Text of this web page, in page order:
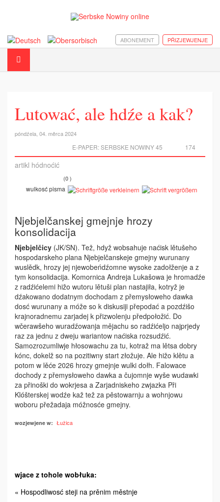
PŘIZJEWJENJE
ABONEMENT
Lutować, ale hdźe a kak?
póndźela, 04. měrca 2024
174
E-PAPER:SERBSKE NOWINY 45
artikl hódnoćić
(0 )
wulkosć pisma
Njebjelčanskej gmejnje hrozy
konsolidacija
Njebjelčicy (JK/SN). Tež, hdyž wobsahuje naćisk lětušeho
hospodarskeho plana Njebjelčanskeje gmejny wurunany
wuslědk, hrozy jej njewobeńdźomne wysoke zadołženje a z
tym konsolidacija. Komornica Andreja Lukašowa je hromadźe
z radźićelemi hižo wutoru lětuši plan nastajiła, kotryž je
dźakowano dodatnym dochodam z přemysłoweho dawka
dosć wurunany a móže so k diskusiji přepo­dać a pozdźišo
krajnoradnemu zarjadej k přizwolenju předpołožić. Do
wčerawšeho wuradźowanja mějachu so radźi­ćeljo najprjedy
raz za jednu z dweju wariantow naćiska rozsudźić.
Samozrozumliwje hłosowachu za tu, kotraž ma lětsa dobry
kónc, dokelž so na pozitiwny start złožuje. Ale hižo klětu a
potom w lěće 2026 hrozy gmejnje wulki dołh. Falowace
dochody z přemysłoweho dawka a čujomnje wyše wudawki
za přinoški do wokrjesa a Zarjadniskeho zwjazka Při
Klóšterskej wodźe kaž tež za pěstowarnju a wohnjowu
woboru přežadaja móžnosće gmejny.
wozjewjene w: Łužica
wjace z tohole wobłuka:
« Hospodliwosć steji na prěnim městnje